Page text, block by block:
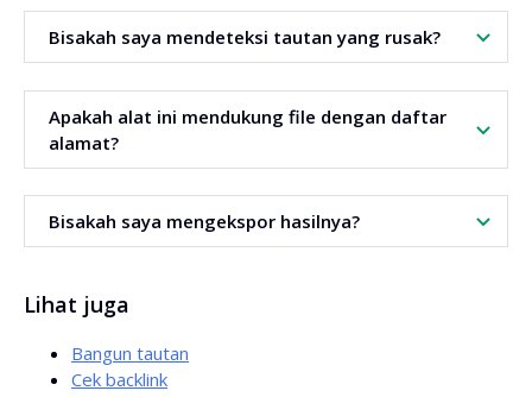
Ya. Alat ini menyajikan antara lain jumlah backlink dan jumlah
domain perujuk.
Bisakah saya mendeteksi tautan yang rusak?
Ya. Di tabel, Anda akan menemukan data tentang backlink
yang rusak untuk setiap alamat.
Apakah alat ini mendukung file dengan daftar
alamat?
Ya. Anda bisa mengunggah file dengan daftar domain atau
URL dan melakukan analisis kolektif.
Bisakah saya mengekspor hasilnya?
CSV.
Lihat juga
Bangun tautan
Cek backlink